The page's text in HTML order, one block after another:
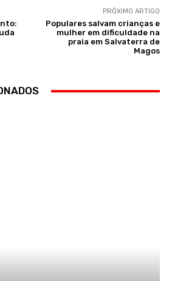
PRÓXIMO ARTIGO
Populares salvam crianças e
mulher em dificuldade na
praia em Salvaterra de
Magos